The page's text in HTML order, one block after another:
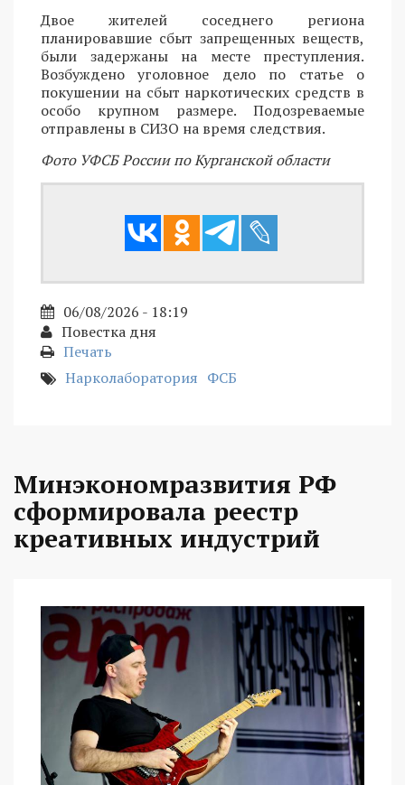
Двое жителей соседнего региона
планировавшие сбыт запрещенных веществ,
были задержаны на месте преступления.
Возбуждено уголовное дело по статье о
покушении на сбыт наркотических средств в
особо крупном размере. Подозреваемые
отправлены в СИЗО на время следствия.
Фото УФСБ России по Курганской области
06/08/2026 - 18:19
Повестка дня
Печать
Нарколаборатория ФСБ
Минэкономразвития РФ
сформировала реестр
креативных индустрий